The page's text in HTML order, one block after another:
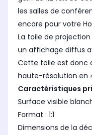
les salles de
encore pour votre
La toile de
un affichage diffus
Cette toile est donc
haute-résolution en
Caractéristiques
Surface visible
Format : 1:1
Dimensions de la